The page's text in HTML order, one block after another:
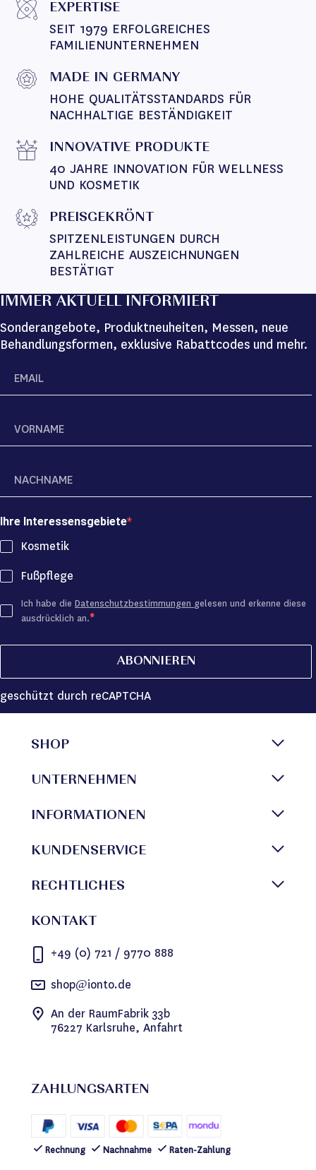
EXPERTISE
SEIT 1979 ERFOLGREICHES
FAMILIENUNTERNEHMEN
MADE IN GERMANY
HOHE QUALITÄTSSTANDARDS FÜR
NACHHALTIGE BESTÄNDIGKEIT
INNOVATIVE PRODUKTE
40 JAHRE INNOVATION FÜR WELLNESS
UND KOSMETIK
PREISGEKRÖNT
SPITZENLEISTUNGEN DURCH
ZAHLREICHE AUSZEICHNUNGEN
BESTÄTIGT
IMMER AKTUELL INFORMIERT
Sonderangebote, Produktneuheiten, Messen, neue
Behandlungsformen, exklusive Rabattcodes und mehr.
Ihre Interessensgebiete
Kosmetik
Fußpflege
Ich habe die Datenschutzbestimmungen gelesen und erkenne diese
ausdrücklich an.
ABONNIEREN
geschützt durch reCAPTCHA
SHOP
UNTERNEHMEN
INFORMATIONEN
KUNDENSERVICE
RECHTLICHES
KONTAKT
+49 (0) 721 / 9770 888
shop@ionto.de
An der RaumFabrik 33b
76227 Karlsruhe, Anfahrt
ZAHLUNGSARTEN
Rechnung Nachnahme Raten-Zahlung